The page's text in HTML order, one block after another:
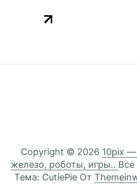
Copyright © 2026 10pix —
железо, роботы, игры..
Тема: CutiePie От